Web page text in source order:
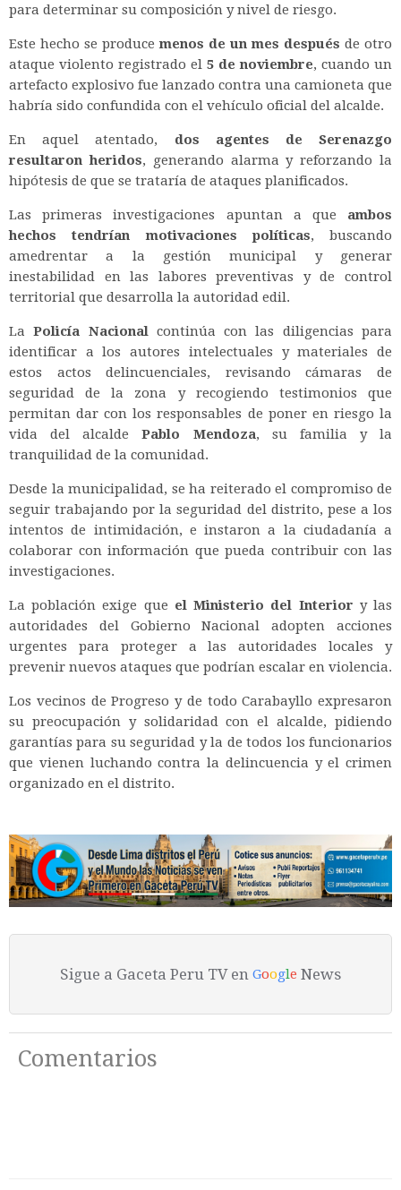
para determinar su composición y nivel de riesgo.
Este hecho se producemenos de un mes después de otro
ataque violento registrado el 5 de noviembre, cuando un
artefacto explosivo fue lanzado contra una camioneta que
habría sido confundida con el vehículo oficial del alcalde.
En aquel atentado, dos agentes de Serenazgo
resultaron heridos, generando alarma y reforzando la
hipótesis de que se trataría de ataques planificados.
Las primeras investigaciones apuntan a que ambos
hechos tendrían motivaciones políticas, buscando
amedrentar a la gestión municipal y generar
inestabilidad en las labores preventivas y de control
territorial que desarrolla la autoridad edil.
LaPolicía Nacionalcontinúa con las diligencias para
identificar a los autores intelectuales y materiales de
estos actos delincuenciales, revisando cámaras de
seguridad de la zona y recogiendo testimonios que
permitan dar con los responsables de poner en riesgo la
vida del alcaldePablo Mendoza, su familia y la
tranquilidad de la comunidad.
Desde la municipalidad, se ha reiterado el compromiso de
seguir trabajando por la seguridad del distrito, pese a los
intentos de intimidación, e instaron a la ciudadanía a
colaborar con información que pueda contribuir con las
investigaciones.
La población exige que el Ministerio del Interior y las
autoridades del Gobierno Nacional adopten acciones
urgentes para proteger a las autoridades locales y
prevenir nuevos ataques que podrían escalar en violencia.
Los vecinos de Progreso y de todo Carabayllo expresaron
su preocupación y solidaridad con el alcalde, pidiendo
garantías para su seguridad y la de todos los funcionarios
que vienen luchando contra la delincuencia y el crimen
organizado en el distrito.
Sigue a Gaceta Peru TV en Google News
Comentarios